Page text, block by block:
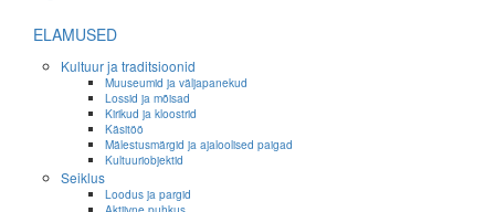
ELAMUSED
Kultuur ja traditsioonid
Muuseumid ja väljapanekud
Lossid ja mõisad
Kirikud ja kloostrid
Käsitöö
Mälestusmärgid ja ajaloolised paigad
Kultuuriobjektid
Seiklus
Loodus ja pargid